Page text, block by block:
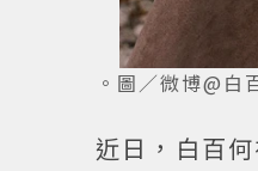
。圖／微博@白
近日，白百